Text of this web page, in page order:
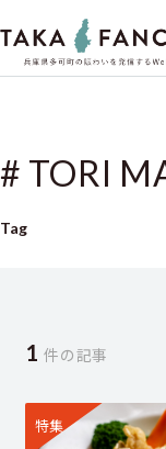
# TORI
Tag
1 件の記事
特集